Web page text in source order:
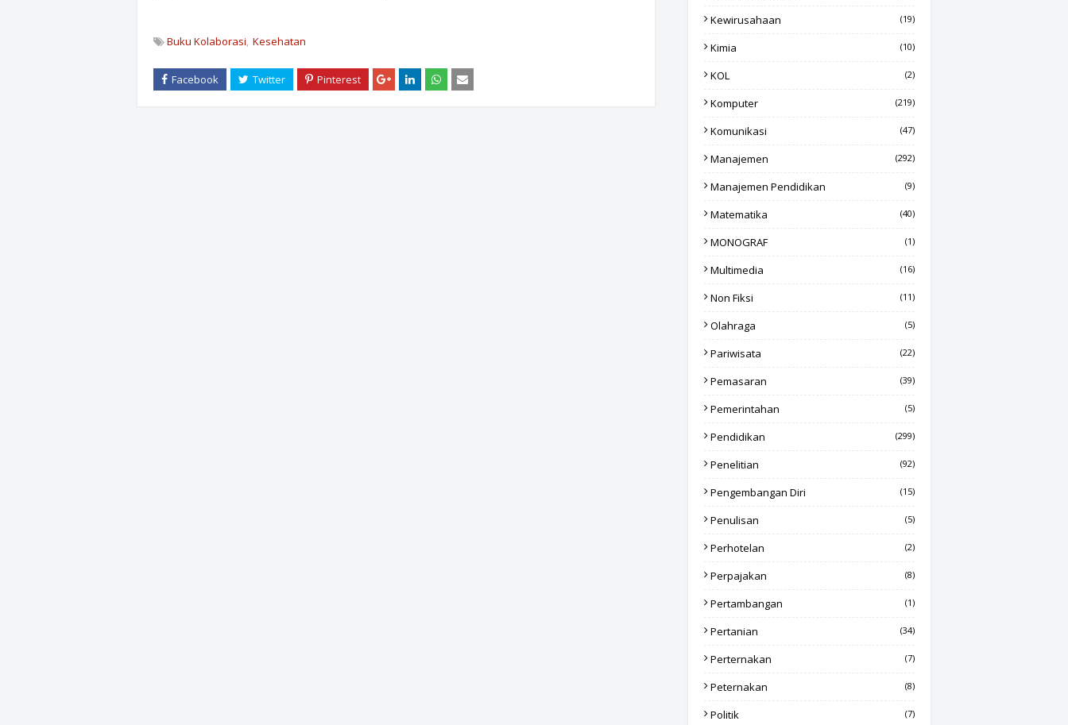
Buku Kolaborasi Kesehatan
Kewirusahaan (19)
Kimia (10)
KOL (2)
Komputer (219)
Komunikasi (47)
Manajemen (292)
Manajemen Pendidikan (9)
Matematika (40)
MONOGRAF (1)
Multimedia (16)
Non Fiksi (11)
Olahraga (5)
Pariwisata (22)
Pemasaran (39)
Pemerintahan (5)
Pendidikan (299)
Penelitian (92)
Pengembangan Diri (15)
Penulisan (5)
Perhotelan (2)
Perpajakan (8)
Pertambangan (1)
Pertanian (34)
Perternakan (7)
Peternakan (8)
Politik (7)